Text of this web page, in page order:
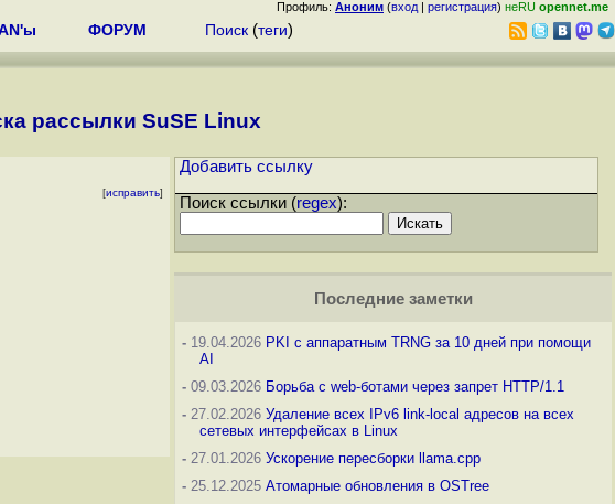
Профиль: Аноним (вход | регистрация) неRU opennet.me
ФОРУМ Поиск (теги)
рассылки SuSE Linux
[исправить]
Добавить ссылку
Поиск ссылки (regex):
Последние заметки
- 19.04.2026 PKI с аппаратным TRNG за 10 дней при помощи
AI
- 09.03.2026 Борьба с web-ботами через запрет HTTP/1.1
- 27.02.2026 Удаление всех IPv6 link-local адресов на всех
сетевых интерфейсах в Linux
- 27.01.2026 Ускорение пересборки llama.cpp
- 25.12.2025 Атомарные обновления в OSTree